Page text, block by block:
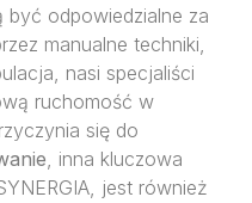
być odpowiedzialne za
manualne techniki,
nasi specjaliści
ruchomość w
się do
, inna kluczowa
jest również